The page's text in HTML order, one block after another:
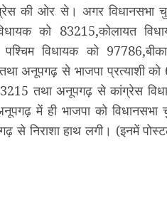
की ओर से। अगर विधानसभा
को 83215,कोलायत
विधायक को
अनूपगढ़ से भाजपा प्रत्याशी
तथा अनूपगढ़ से कांग्रेस
में ही भाजपा को विधानसभा
से निराशा हाथ लगी। (इनमें